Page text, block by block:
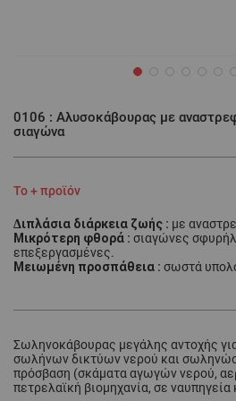
0106 : Αλυσοκάβουρας με
σιαγώνα
Το + προϊόν
Διπλάσια διάρκεια ζωής : με
Μικρότερη φθορά : σιαγώνες
επεξεργασμένες.
Μειωμένη προσπάθεια : σωστά
Σωληνοκάβουρας μεγάλης αντοχής
σωλήνων δικτύων νερού και
πρόσβαση (σκάματα αγωγών νερού,
πετρελαϊκή βιομηχανία, σε ναυπηγεία
αρχή
της
εικόνων